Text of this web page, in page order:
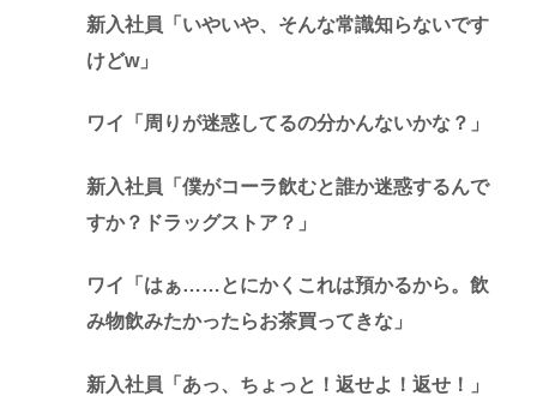
新入社員「いやいや、そんな常識知らないです
けどw」
ワイ「周りが迷惑してるの分かんないかな？」
新入社員「僕がコーラ飲むと誰か迷惑するんで
すか？ドラッグストア？」
ワイ「はぁ……とにかくこれは預かるから。飲
み物飲みたかったらお茶買ってきな」
新入社員「あっ、ちょっと！返せよ！返せ！」